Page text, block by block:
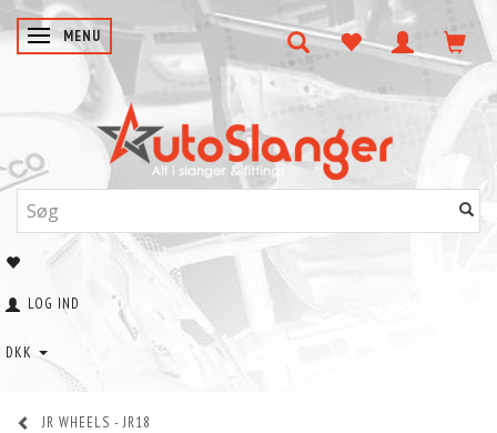
SKIFTE NAVIGATION
MENU
LOG IND
DKK
JR WHEELS - JR18